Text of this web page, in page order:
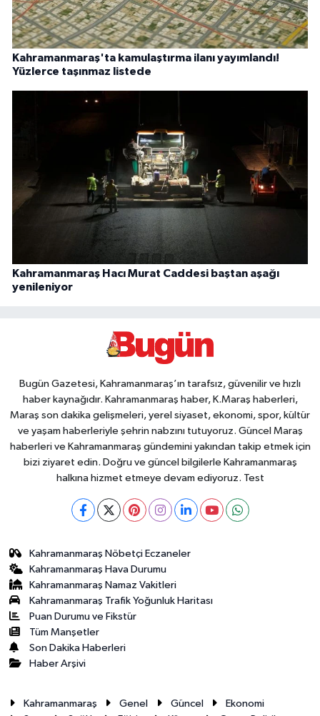
Kahramanmaraş'ta kamulaştırma ilanı yayımlandı!
Yüzlerce taşınmaz listede
Kahramanmaraş Hacı Murat Caddesi baştan aşağı
yenileniyor
Bugün Gazetesi, Kahramanmaraş’ın tarafsız, güvenilir ve hızlı
haber kaynağıdır. Kahramanmaraş haber, K.Maraş haberleri,
Maraş son dakika gelişmeleri, yerel siyaset, ekonomi, spor, kültür
ve yaşam haberleriyle şehrin nabzını tutuyoruz. Güncel Maraş
haberleri ve Kahramanmaraş gündemini yakından takip etmek için
bizi ziyaret edin. Doğru ve güncel bilgilerle Kahramanmaraş
halkına hizmet etmeye devam ediyoruz. Test
Kahramanmaraş Nöbetçi Eczaneler
Kahramanmaraş Hava Durumu
Kahramanmaraş Namaz Vakitleri
Kahramanmaraş Trafik Yoğunluk Haritası
Puan Durumu ve Fikstür
Tüm Manşetler
Son Dakika Haberleri
Haber Arşivi
Kahramanmaraş Genel Güncel
Ekonomi